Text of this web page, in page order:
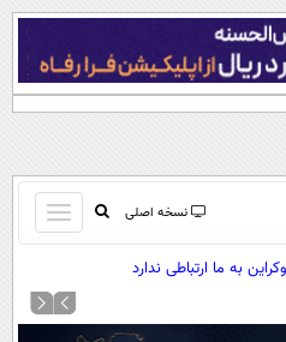
نسخه اصلی
باز
و
کردن
اول
به ما ارتباطی ندارد